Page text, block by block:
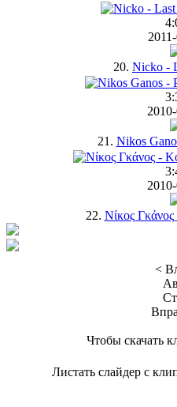
20. Nicko -
21. Nikos
22. Νίκος
<
Чтобы скачать
Листать слайдер с